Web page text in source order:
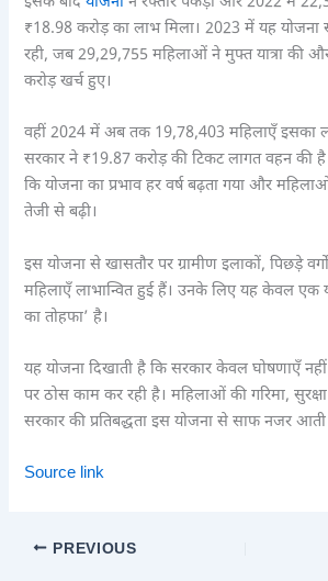
₹18.98 करोड़ का लाभ मिला। 2023 में यह योजना
रही, जब 29,29,755 महिलाओं ने मुफ्त यात्रा की
करोड़ खर्च हुए।
वहीं 2024 में अब तक 19,78,403 महिलाएँ
सरकार ने ₹19.87 करोड़ की टिकट लागत वहन की
कि योजना का प्रभाव हर वर्ष बढ़ता गया और
तेजी से बढ़ी।
इस योजना से खासतौर पर ग्रामीण इलाकों, पिछड़े
महिलाएँ लाभान्वित हुई हैं। उनके लिए यह केवल एक
का तोहफा’ है।
यह योजना दिखाती है कि सरकार केवल घोषणाएँ
पर ठोस काम कर रही है। महिलाओं की गरिमा,
सरकार की प्रतिबद्धता इस योजना से साफ नजर आती
Source link
PREVIOUS